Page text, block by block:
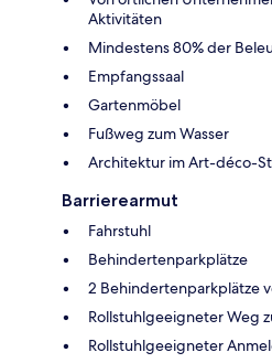
Aktivitäten
Mindestens 80% der
Empfangssaal
Gartenmöbel
Fußweg zum Wasser
Architektur im Art-déco-
Barrierearmut
Fahrstuhl
Behindertenparkplätze
2 Behindertenparkplätze
Rollstuhlgeeigneter Weg
Rollstuhlgeeigneter